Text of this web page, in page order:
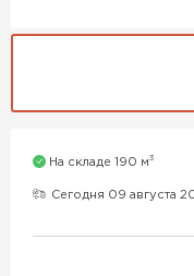
На складе 190 м3
Сегодня 09 августа